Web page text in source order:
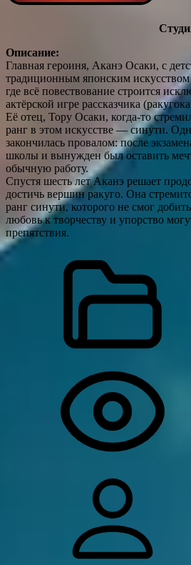
Описание:
Главная героиня, Аканэ Осаки, с
традиционным японским искусством
где всё повествование строится
актёрской игре рассказчика
Её отец, Тору Осаки, когда‑то
ранг в этом искусстве — синути.
закончилась провалом: после
школы и вынужден был оставить
обычную работу.
Спустя шесть лет Аканэ решает
достичь вершин ракуго. Она
ранг синути, которого не смог
любовь к творчеству и упорство
препятствия.